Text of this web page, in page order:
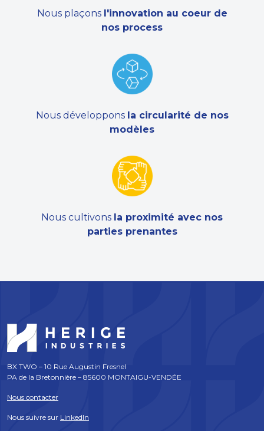
Nous plaçons l'innovation au coeur de
nos process
Nous développons la circularité de nos
modèles
Nous cultivons la proximité avec nos
parties prenantes
BX TWO – 10 Rue Augustin Fresnel
PA de la Bretonnière – 85600 MONTAIGU-VENDÉE
Nous contacter
Nous suivre sur LinkedIn